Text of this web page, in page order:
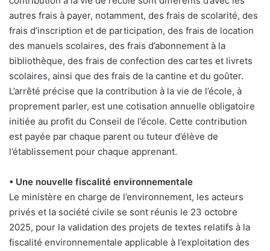
autres frais à payer, notamment, des frais de scolarité, des
frais d’inscription et de participation, des frais de location
des manuels scolaires, des frais d’abonnement à la
bibliothèque, des frais de confection des cartes et livrets
scolaires, ainsi que des frais de la cantine et du goûter.
L’arrêté précise que la contribution à la vie de l’école, à
proprement parler, est une cotisation annuelle obligatoire
initiée au profit du Conseil de l’école. Cette contribution
est payée par chaque parent ou tuteur d’élève de
l’établissement pour chaque apprenant.
• Une nouvelle fiscalité environnementale
Le ministère en charge de l’environnement, les acteurs
privés et la société civile se sont réunis le 23 octobre
2025, pour la validation des projets de textes relatifs à la
fiscalité environnementale applicable à l’exploitation des